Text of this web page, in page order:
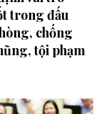
trong đấu
chống
tội phạm